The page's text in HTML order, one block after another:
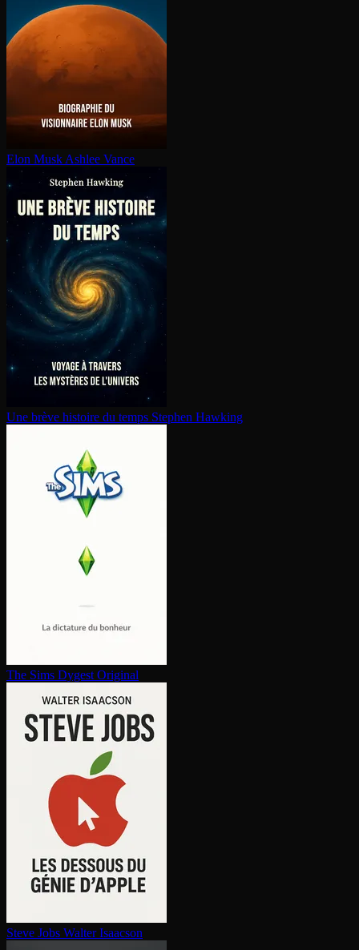
Elon Musk Ashlee Vance
Une brève histoire du temps Stephen Hawking
The Sims Dygest Original
Steve Jobs Walter Isaacson